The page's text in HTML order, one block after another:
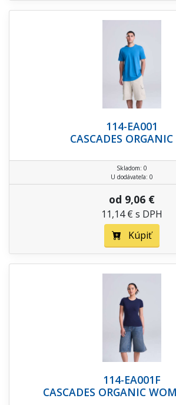
114-EA001
CASCADES ORGANIC
Skladom: 0
U dodávateľa: 0
od 9,06 €
11,14 € s DPH
Kúpiť
114-EA001F
CASCADES ORGANIC